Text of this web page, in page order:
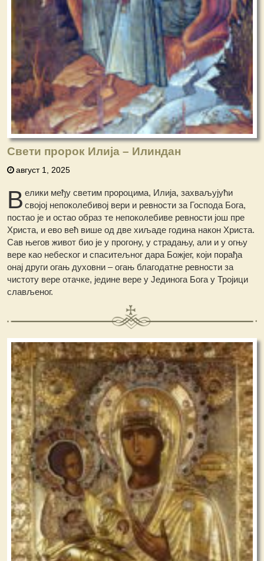
Свети пророк Илија – Илиндан
август 1, 2025
В елики међу светим пророцима, Илија, захваљујући
својој непоколебивој вери и ревности за Господа Бога,
постао је и остао образ те непоколебиве ревности још пре
Христа, и ево већ више од две хиљаде година након Христа.
Сав његов живот био је у прогону, у страдању, али и у огњу
вере као небеског и спаситељног дара Божјег, који порађа
онај други огањ духовни – огањ благодатне ревности за
чистоту вере отачке, једине вере у Јединога Бога у Тројици
слављеног.